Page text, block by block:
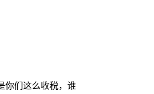
你们这么收税，谁